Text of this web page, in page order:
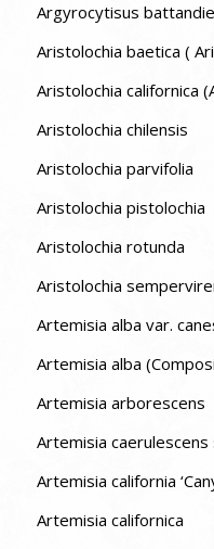
Argyrocytisus
Aristolochia baetica (
Aristolochia californica
Aristolochia chilensis
Aristolochia parvifolia
Aristolochia pistolochia
Aristolochia rotunda
Aristolochia
Artemisia alba var.
Artemisia alba
Artemisia arborescens
Artemisia caerulescens
Artemisia california
Artemisia californica